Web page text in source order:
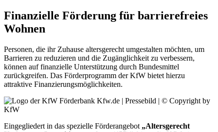
Finanzielle Förderung für barrierefreies
Wohnen
Personen, die ihr Zuhause altersgerecht umgestalten möchten, um
Barrieren zu reduzieren und die Zugänglichkeit zu verbessern,
können auf finanzielle Unterstützung durch Bundesmittel
zurückgreifen. Das Förderprogramm der KfW bietet hierzu
attraktive Finanzierungsmöglichkeiten.
Kfw.de | Pressebild | © Copyright by
KfW
Eingegliedert in das spezielle Förderangebot „Altersgerecht